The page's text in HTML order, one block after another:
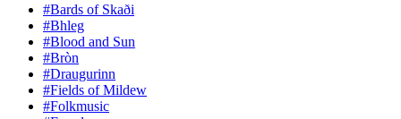
#Bards of Skaði
#Bhleg
#Blood and Sun
#Bròn
#Draugurinn
#Fields of Mildew
#Folkmusic